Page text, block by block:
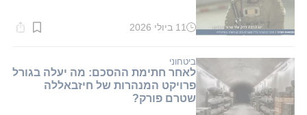
זמן
דקות.
11 ביולי 2026
ביטחוני
לאחר חתימת ההסכם: מה יעלה בגורל
פרויקט המנהרות של חיזבאללה
שטרם פורק?